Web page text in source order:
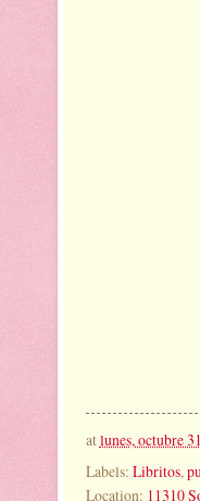
atlunes, octubre
Labels: Libritos,
Location: 11310